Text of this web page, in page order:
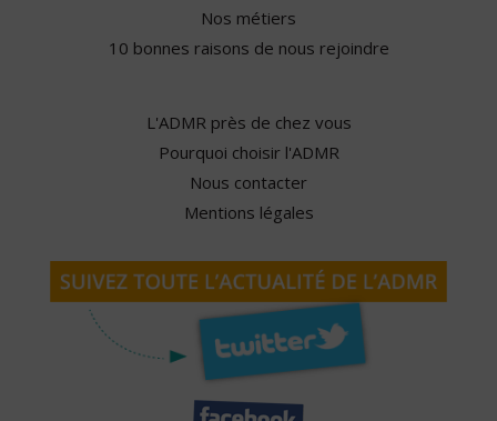
Nos métiers
10 bonnes raisons de nous rejoindre
L'ADMR près de chez vous
Pourquoi choisir l'ADMR
Nous contacter
Mentions légales